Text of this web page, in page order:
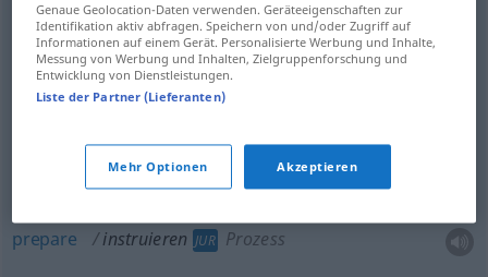
ich binschon darüberinstruiert (worden)
have already been informed
instruieren JUR Geschworene
prepare instruieren JUR Prozess
Genaue Geolocation-Daten verwenden. Geräteeigenschaften zur
Identifikation aktiv abfragen. Speichern von und/oder Zugriff auf
Informationen auf einem Gerät. Personalisierte Werbung und Inhalte,
Messung von Werbung und Inhalten, Zielgruppenforschung und
Entwicklung von Dienstleistungen.
Liste der Partner (Lieferanten)
Mehr Optionen Akzeptieren